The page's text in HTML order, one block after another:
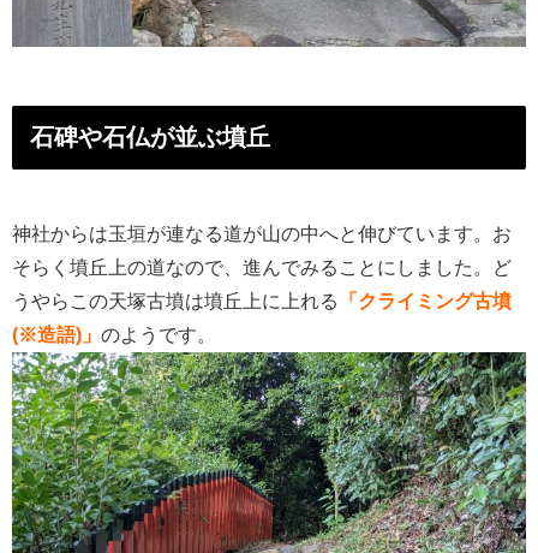
石碑や石仏が並ぶ墳丘
神社からは玉垣が連なる道が山の中へと伸びています。お
そらく墳丘上の道なので、進んでみることにしました。ど
うやらこの天塚古墳は墳丘上に上れる
「クライミング古墳
(※造語)」 のようです。